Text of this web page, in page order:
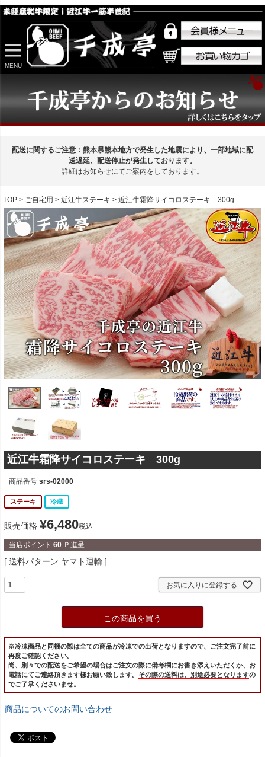
MENU
配送に関するご注意：熊本県熊本地方で発生した地震により、一部地域に配
送遅延、配送停止が発生しております。
詳細はお知らせにてご案内をしております。
TOP ご自宅用 近江牛ステーキ 近江牛霜降サイコロステーキ 300g
近江牛霜降サイコロステーキ 300g
商品番号 srs-02000
ステーキ 冷蔵
販売価格 ¥6,480税込
当店ポイント 60 Ｐ進呈
送料パターン ヤマト運輸
お気に入りに登録する
この商品を買う
※冷凍商品と同梱の際は全ての商品が冷凍での出荷となりますので、ご注文完了前に
再度ご確認ください。
尚、別々での配送をご希望の場合はご注文の際に備考欄にお書き添えいただくか、お
電話にてご連絡頂きます様お願い致します。 その際の送料は、別途必要となりますの
でご了承くださいませ。
商品についてのお問い合わせ